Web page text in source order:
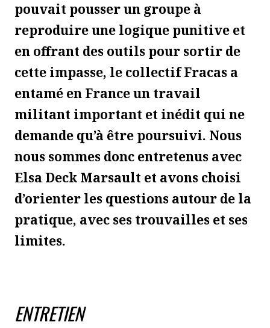
pouvait pousser un groupe à
reproduire une logique punitive et
en offrant des outils pour sortir de
cette impasse, le collectif Fracas a
entamé en France un travail
militant important et inédit qui ne
demande qu’à être poursuivi. Nous
nous sommes donc entretenus avec
Elsa Deck Marsault et avons choisi
d’orienter les questions autour de la
pratique, avec ses trouvailles et ses
limites.
ENTRETIEN